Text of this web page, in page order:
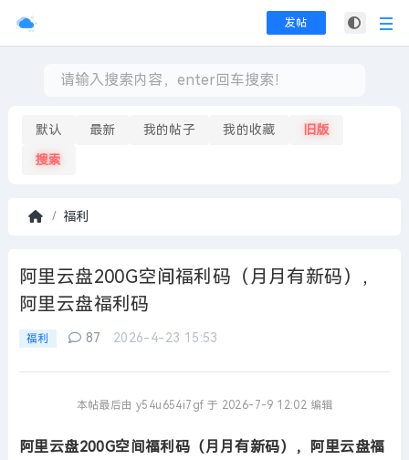
发帖
默认 最新 我的帖子 我的收藏 旧版
搜索
页
福利
阿里云盘200G空间福利码（月月有新码），
阿里云盘福利码
福利 87 2026-4-23 15:53
本帖最后由 y54u654i7gf 于 2026-7-9 12:02 编辑
阿里云盘200G空间福利码（月月有新码），阿里云盘福